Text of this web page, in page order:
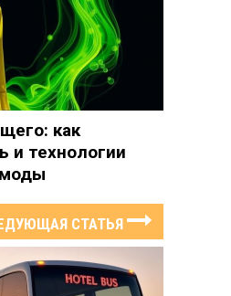
как
и технологии
СТАТЬЯ